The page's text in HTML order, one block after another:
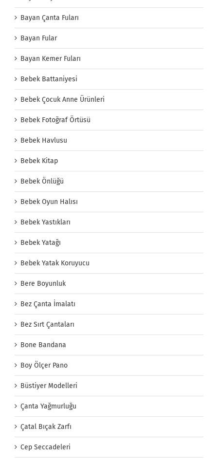
Bayan Çanta Fuları
Bayan Fular
Bayan Kemer Fuları
Bebek Battaniyesi
Bebek Çocuk Anne Ürünleri
Bebek Fotoğraf Örtüsü
Bebek Havlusu
Bebek Kitap
Bebek Önlüğü
Bebek Oyun Halısı
Bebek Yastıkları
Bebek Yatağı
Bebek Yatak Koruyucu
Bere Boyunluk
Bez Çanta İmalatı
Bez Sırt Çantaları
Bone Bandana
Boy Ölçer Pano
Büstiyer Modelleri
Çanta Yağmurluğu
Çatal Bıçak Zarfı
Cep Seccadeleri